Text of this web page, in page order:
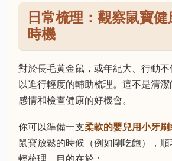
日常梳理：觀察鼠寶
時機
對於長毛黃金鼠，或年紀大、行動
以進行輕度的輔助梳理。這不是清
感情和檢查健康的好機會。
你可以準備一支柔軟的嬰兒用小牙
鼠寶放鬆的時候（例如剛吃飽），
輕梳理。目的在於：